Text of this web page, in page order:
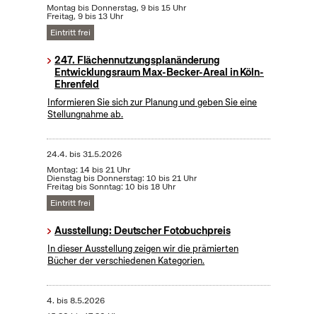
Montag bis Donnerstag, 9 bis 15 Uhr
Freitag, 9 bis 13 Uhr
Eintritt frei
247. Flächennutzungsplanänderung
Entwicklungsraum Max-Becker-Areal in Köln-
Ehrenfeld
Informieren Sie sich zur Planung und geben Sie eine
Stellungnahme ab.
24.4. bis31.5.2026
Montag: 14 bis 21 Uhr
Dienstag bis Donnerstag: 10 bis 21 Uhr
Freitag bis Sonntag: 10 bis 18 Uhr
Eintritt frei
Ausstellung: Deutscher Fotobuchpreis
In dieser Ausstellung zeigen wir die prämierten
Bücher der verschiedenen Kategorien.
4. bis8.5.2026